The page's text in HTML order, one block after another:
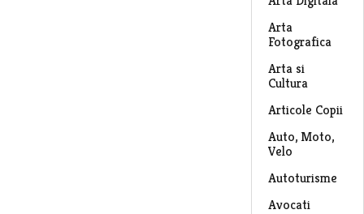
Arta
Fotografica
Arta si
Cultura
Articole Copii
Auto, Moto,
Velo
Autoturisme
Avocati